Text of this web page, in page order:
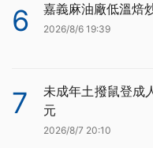
6 嘉義麻油廠低溫焙
2026/8/6 19:39
7
未成年土撥鼠登成
元
2026/8/7 20:10